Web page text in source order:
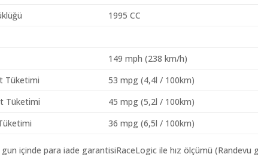
1995 CC
149 mph (238 km/h)
Tüketimi
53 mpg (4,4l / 100km)
Tüketimi
45 mpg (5,2l / 100km)
36 mpg (6,5l / 100km)
içinde para iade garantisiRaceLogic ile hız ölçümü (Randevu